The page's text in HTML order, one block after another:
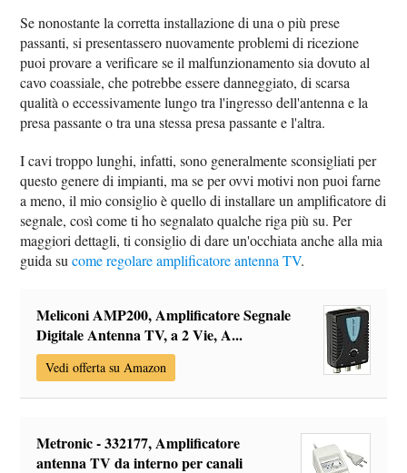
Se nonostante la corretta installazione di una o più prese
passanti, si presentassero nuovamente problemi di ricezione
puoi provare a verificare se il malfunzionamento sia dovuto al
cavo coassiale, che potrebbe essere danneggiato, di scarsa
qualità o eccessivamente lungo tra l'ingresso dell'antenna e la
presa passante o tra una stessa presa passante e l'altra.
I cavi troppo lunghi, infatti, sono generalmente sconsigliati per
questo genere di impianti, ma se per ovvi motivi non puoi farne
a meno, il mio consiglio è quello di installare un amplificatore di
segnale, così come ti ho segnalato qualche riga più su. Per
maggiori dettagli, ti consiglio di dare un'occhiata anche alla mia
guida sucome regolare amplificatore antenna TV.
Meliconi AMP200, Amplificatore Segnale
Digitale Antenna TV, a 2 Vie, A...
Vedi offerta su Amazon
Metronic - 332177, Amplificatore
antenna TV da interno per canali